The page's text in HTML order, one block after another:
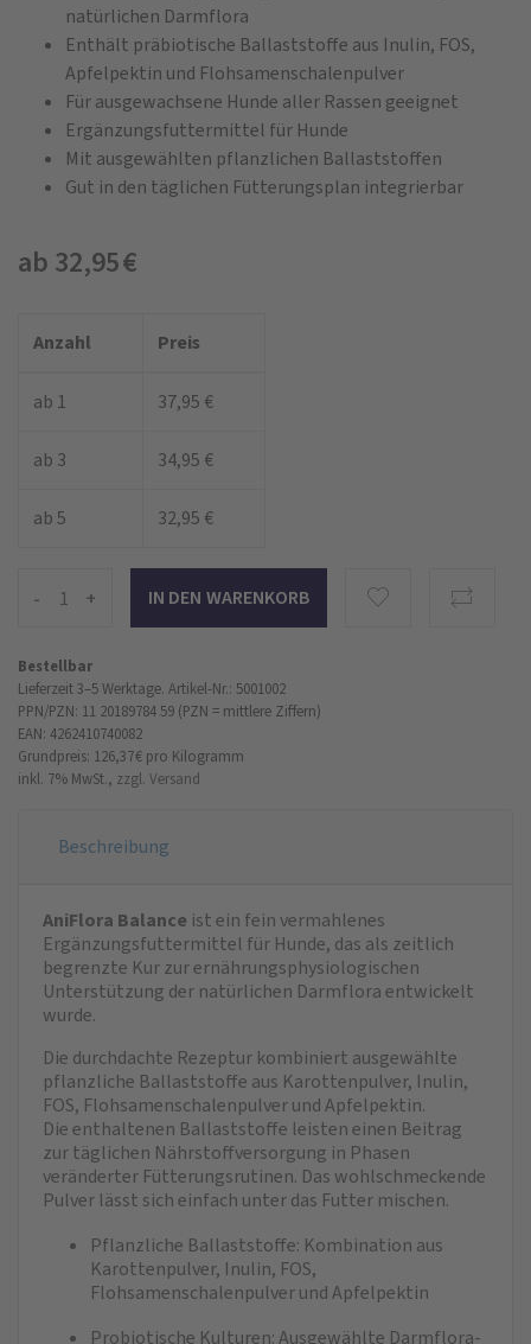
natürlichen Darmflora
Enthält präbiotische Ballaststoffe aus Inulin, FOS,
Apfelpektin und Flohsamenschalenpulver
Für ausgewachsene Hunde aller Rassen geeignet
Ergänzungsfuttermittel für Hunde
Mit ausgewählten pflanzlichen Ballaststoffen
Gut in den täglichen Fütterungsplan integrierbar
ab 32,95 €
Anzahl Preis
ab 1 37,95 €
ab 3 34,95 €
ab 5 32,95 €
- +
Bestellbar
Lieferzeit 3–5 Werktage. Artikel-Nr.: 5001002
PPN/PZN: 11 20189784 59 (PZN = mittlere Ziffern)
EAN: 4262410740082
Grundpreis: 126,37 € pro Kilogramm
inkl. 7% MwSt., zzgl. Versand
Beschreibung
AniFlora Balance ist ein fein vermahlenes
Ergänzungsfuttermittel für Hunde, das als zeitlich
begrenzte Kur zur ernährungsphysiologischen
Unterstützung der natürlichen Darmflora entwickelt
wurde.
Die durchdachte Rezeptur kombiniert ausgewählte
pflanzliche Ballaststoffe aus Karottenpulver, Inulin,
FOS, Flohsamenschalenpulver und Apfelpektin.
Die enthaltenen Ballaststoffe leisten einen Beitrag
zur täglichen Nährstoffversorgung in Phasen
veränderter Fütterungsrutinen. Das wohlschmeckende
Pulver lässt sich einfach unter das Futter mischen.
Pflanzliche Ballaststoffe: Kombination aus
Karottenpulver, Inulin, FOS,
Flohsamenschalenpulver und Apfelpektin
Probiotische Kulturen: Ausgewählte Darmflora-